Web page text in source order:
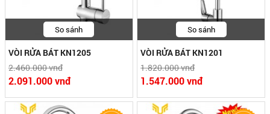
So sánh
VÒI RỬA BÁT KN1205
2.460.000 vnđ
2.091.000 vnđ
So sánh
VÒI RỬA BÁT KN1201
1.820.000 vnđ
1.547.000 vnđ